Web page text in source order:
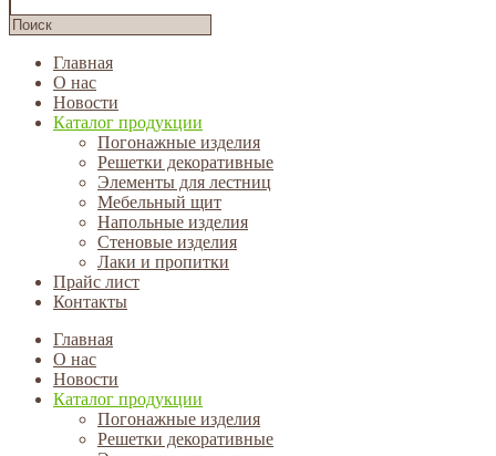
Главная
О нас
Новости
Каталог продукции
Погонажные изделия
Решетки декоративные
Элементы для лестниц
Мебельный щит
Напольные изделия
Стеновые изделия
Лаки и пропитки
Прайс лист
Контакты
Главная
О нас
Новости
Каталог продукции
Погонажные изделия
Решетки декоративные